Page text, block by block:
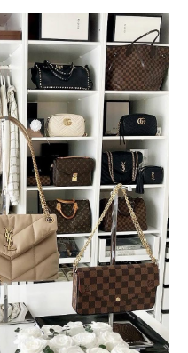
bez konieczności
jakie sukienki na Andrzejki
warto je wypożyczyć
pełen blasku Andrzejki
pozwolić sobie na
szaleństwa.